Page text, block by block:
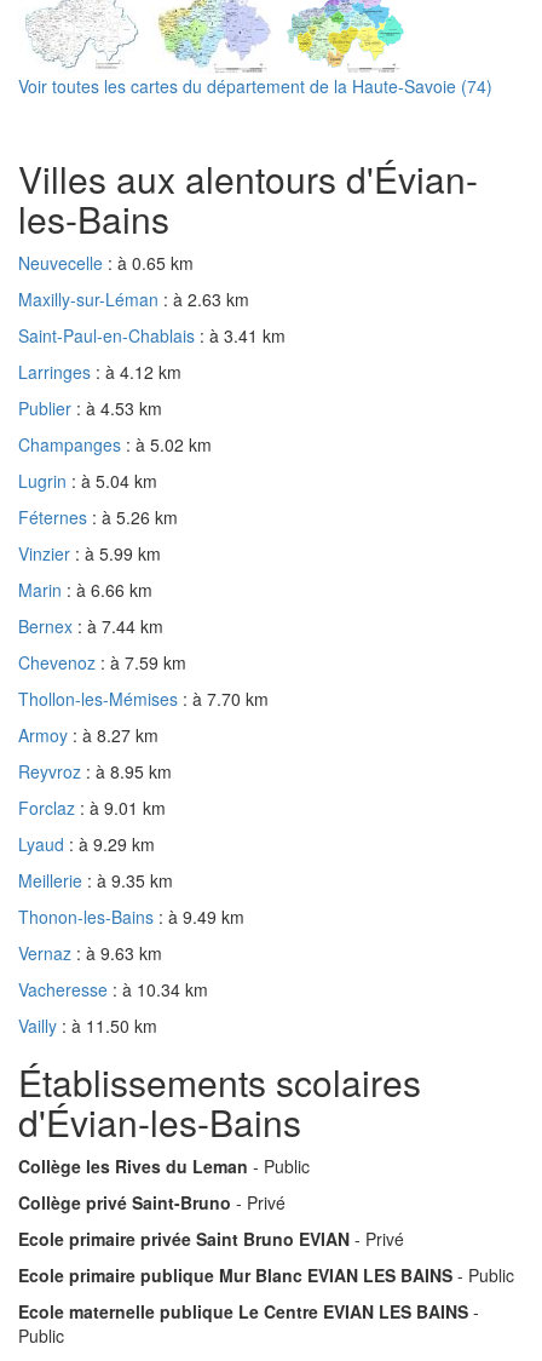
Voir toutes les cartes du département de la Haute-Savoie (74)
Villes aux alentours d'Évian-
les-Bains
Neuvecelle : à 0.65 km
Maxilly-sur-Léman : à 2.63 km
Saint-Paul-en-Chablais : à 3.41 km
Larringes : à 4.12 km
Publier : à 4.53 km
Champanges : à 5.02 km
Lugrin : à 5.04 km
Féternes : à 5.26 km
Vinzier : à 5.99 km
Marin : à 6.66 km
Bernex : à 7.44 km
Chevenoz : à 7.59 km
Thollon-les-Mémises : à 7.70 km
Armoy : à 8.27 km
Reyvroz : à 8.95 km
Forclaz : à 9.01 km
Lyaud : à 9.29 km
Meillerie : à 9.35 km
Thonon-les-Bains : à 9.49 km
Vernaz : à 9.63 km
Vacheresse : à 10.34 km
Vailly : à 11.50 km
Établissements scolaires
d'Évian-les-Bains
Collège les Rives du Leman - Public
Collège privé Saint-Bruno - Privé
Ecole primaire privée Saint Bruno EVIAN - Privé
Ecole primaire publique Mur Blanc EVIAN LES BAINS - Public
Ecole maternelle publique Le Centre EVIAN LES BAINS -
Public